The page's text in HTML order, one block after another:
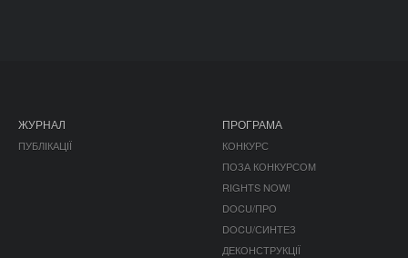
ЖУРНАЛ
ПУБЛІКАЦІЇ
ПРОГРАМА
КОНКУРС
ПОЗА КОНКУРСОМ
RIGHTS NOW!
DOCU/ПРО
DOCU/СИНТЕЗ
ДЕКОНСТРУКЦІЇ